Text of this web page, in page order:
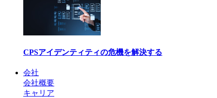
CPSアイデンティティの危機を解決する
会社
会社概要
キャリア